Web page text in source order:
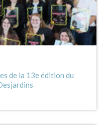
de la 13e édition du